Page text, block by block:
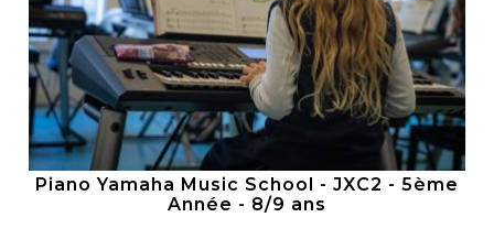
Piano Yamaha Music School - JXC2 - 5ème
Année - 8/9 ans